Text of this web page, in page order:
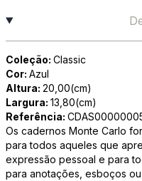
Coleção: Classic
Cor: Azul
Altura: 20,00(cm)
Largura: 13,80(cm)
Referência:
Os cadernos Monte Carlo
para todos aqueles que
expressão pessoal e para
para anotações, esboços